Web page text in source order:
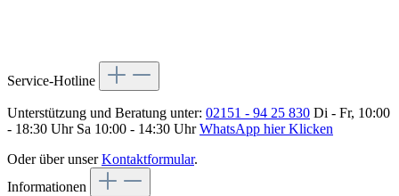
Service-Hotline
Unterstützung und Beratung unter: 02151 - 94 25 830 Di - Fr, 10:00
- 18:30 Uhr Sa 10:00 - 14:30 UhrWhatsApp hier Klicken
Oder über unserKontaktformular.
Informationen